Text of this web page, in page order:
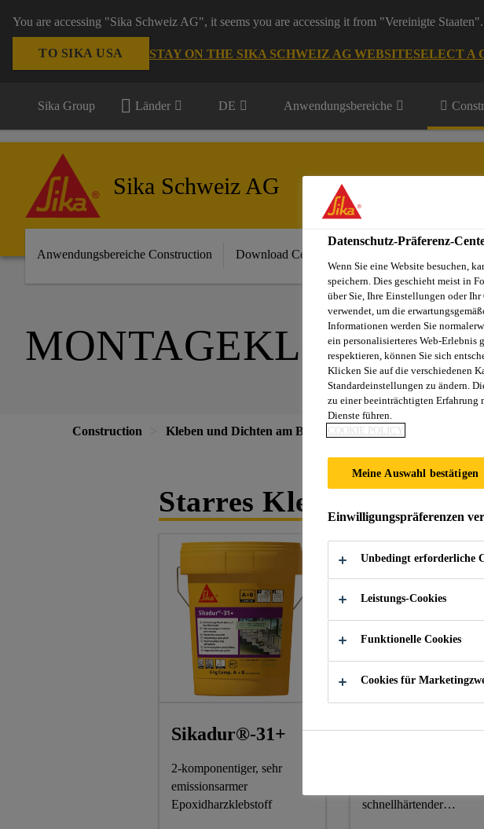
You are accessing "Sika Schweiz AG", it seems you are accessing it from "Vereinigte
TO SIKA USA STAY ON THE SIKA SCHWEIZ AG WEBSITESELECT A
Sika Group Länder DE Anwendungsbereiche
Sika Schweiz AG
Anwendungsbereiche Construction Download Center
MONTAGEKLEB-
Construction Kleben und Dichten am Bau Montagekleb- und Dichtstoffe
Starres Kleben
Sikadur®-31+
2-komponentiger, sehr
emissionsarmer
Epoxidharzklebstoff
schnellhärtender
Datenschutz-Präferenz-
Wenn Sie eine Website besuchen,
speichern. Dies geschieht meist in
über Sie, Ihre Einstellungen oder
verwendet, um die
Informationen werden Sie
ein personalisierteres Web-Erlebnis
respektieren, können Sie sich
Klicken Sie auf die verschiedenen
Standardeinstellungen zu ändern.
zu einer beeinträchtigten Erfahrung
Dienste führen.
COOKIE POLICY
Meine Auswahl bestätigen
Einwilligungspräferenzen
Unbedingt erforderliche
Leistungs-Cookies
Funktionelle Cookies
Cookies für